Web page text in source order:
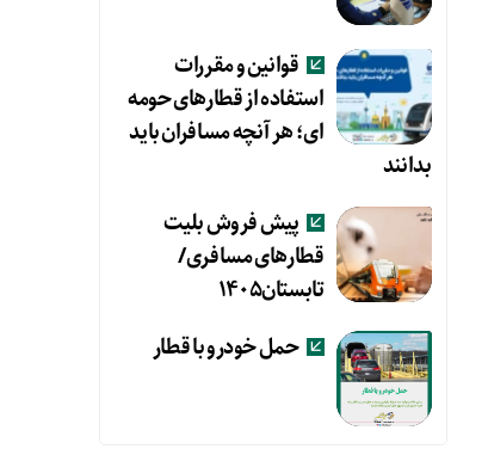
قوانین و مقررات
استفاده از قطارهای حومه
ای؛ هر آنچه مسافران باید
بدانند
پیش فروش بلیت
قطارهای مسافری/
تابستان۱۴۰۵
حمل خودرو با قطار